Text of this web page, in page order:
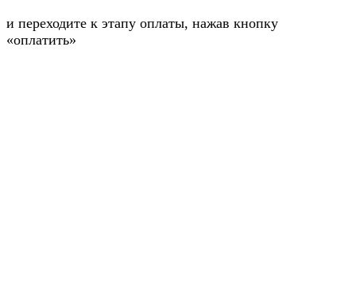
и переходите к этапу оплаты, нажав кнопку
«оплатить»